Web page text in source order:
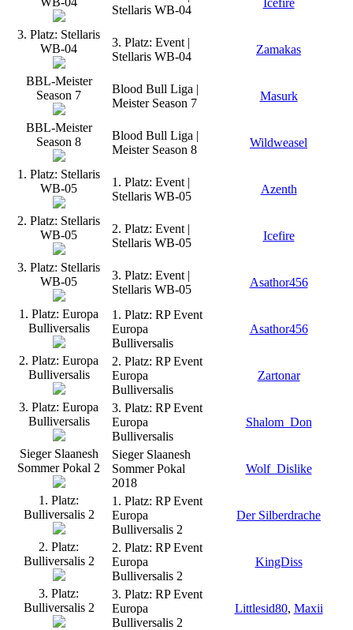
Stellaris WB-04
3. Platz: Stellaris
WB-04
3. Platz: Event |
Stellaris WB-04
Zamakas
BBL-Meister
Season 7
Blood Bull Liga |
Meister Season 7
Masurk
BBL-Meister
Season 8
Blood Bull Liga |
Meister Season 8
Wildweasel
1. Platz: Stellaris
WB-05
1. Platz: Event |
Stellaris WB-05
Azenth
2. Platz: Stellaris
WB-05
2. Platz: Event |
Stellaris WB-05
Icefire
3. Platz: Stellaris
WB-05
3. Platz: Event |
Stellaris WB-05
Asathor456
1. Platz: Europa
Bulliversalis
1. Platz: RP Event
Europa
Bulliversalis
Asathor456
2. Platz: Europa
Bulliversalis
2. Platz: RP Event
Europa
Bulliversalis
Zartonar
3. Platz: Europa
Bulliversalis
3. Platz: RP Event
Europa
Bulliversalis
Shalom_Don
Sieger Slaanesh
Sommer Pokal 2
Sieger Slaanesh
Sommer Pokal
2018
Wolf_Dislike
1. Platz:
Bulliversalis 2
1. Platz: RP Event
Europa
Bulliversalis 2
Der Silberdrache
2. Platz:
Bulliversalis 2
2. Platz: RP Event
Europa
Bulliversalis 2
KingDiss
3. Platz:
Bulliversalis 2
3. Platz: RP Event
Europa
Bulliversalis 2
Littlesid80, Maxii